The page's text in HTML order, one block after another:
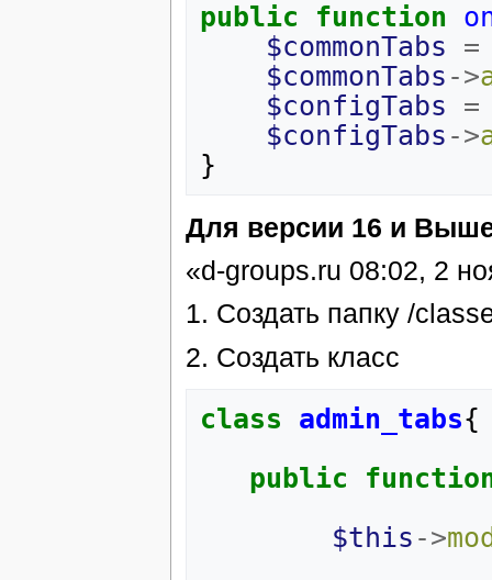
public function
$commonTabs
=
$commonTabs ->
$configTabs
=
$configTabs ->
}
Для версии 16 и
«d-groups.ru 08:02, 2
1. Создать папку /
2. Создать класс
class admin_tabs{
public
$this ->